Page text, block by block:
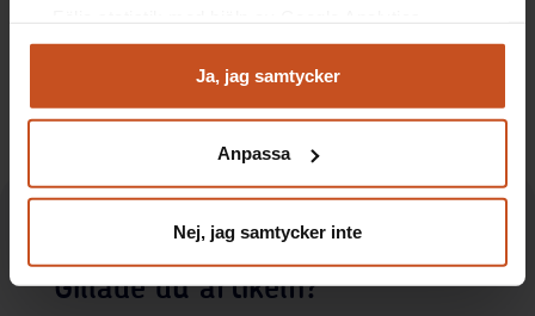
Analysera trafik för att kunna visa riktad information
Du kan när som helst återta ditt godkännande genom att
integritet@suntarbetsliv.se.
Ja, jag samtycker
Anpassa
Nej, jag samtycker inte
Så tjänar du på att förebygga psykisk
ohälsa
Gillade du artikeln?